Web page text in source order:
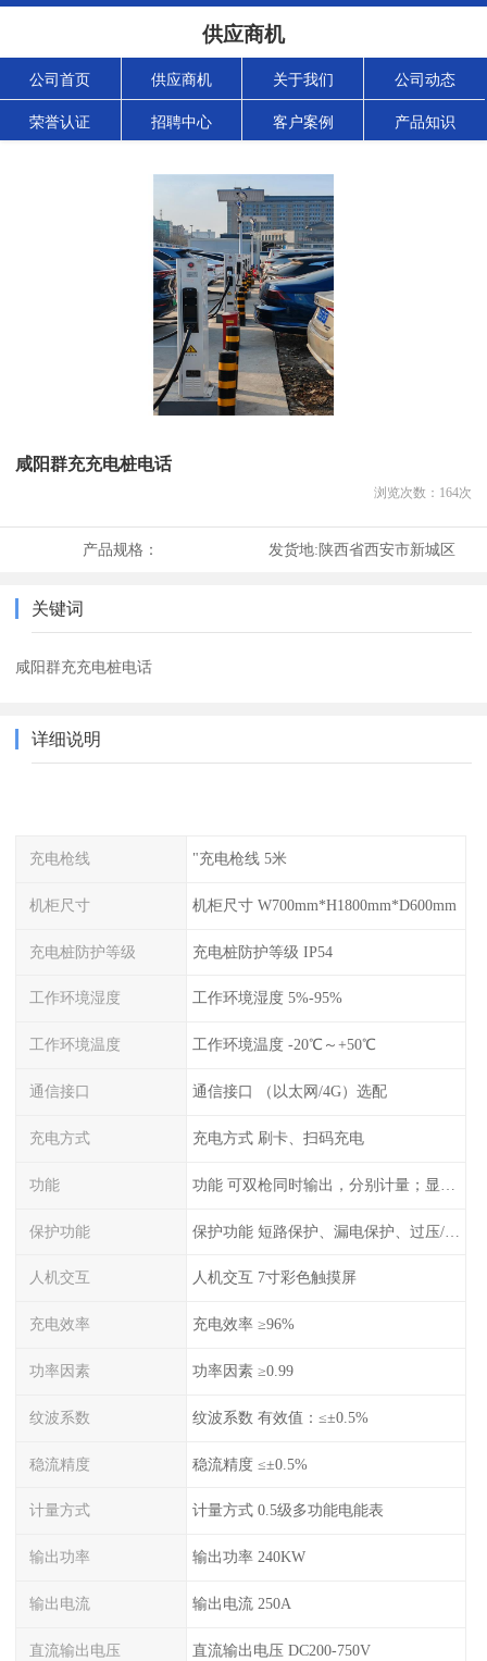
供应商机
公司首页 供应商机 关于我们 公司动态
荣誉认证 招聘中心 客户案例 产品知识
咸阳群充充电桩电话
浏览次数： 164次
产品规格： 发货地:陕西省西安市新城区
关键词
咸阳群充充电桩电话
详细说明
充电枪线 "充电枪线 5米
机柜尺寸 机柜尺寸 W700mm*H1800mm*D600mm
充电桩防护等级 充电桩防护等级 IP54
工作环境湿度 工作环境湿度 5%-95%
工作环境温度 工作环境温度 -20℃～+50℃
通信接口 通信接口 （以太网/4G）选配
充电方式 充电方式 刷卡、扫码充电
功能
保护功能 保护功能 短路保护、漏电保护、过压/欠压保护、过流保护、过温保护、蓄电池反接保护、过充保护
人机交互 人机交互 7寸彩色触摸屏
充电效率 充电效率 ≥96%
功率因素 功率因素 ≥0.99
纹波系数 纹波系数 有效值：≤±0.5%
稳流精度 稳流精度 ≤±0.5%
计量方式 计量方式 0.5级多功能电能表
输出功率 输出功率 240KW
输出电流 输出电流 250A
直流输出电压 直流输出电压 DC200-750V